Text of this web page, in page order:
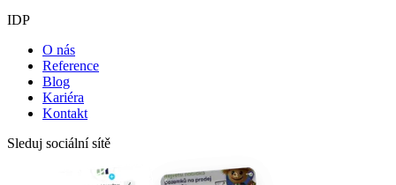
IDP
O nás
Reference
Blog
Kariéra
Kontakt
Sleduj sociální sítě